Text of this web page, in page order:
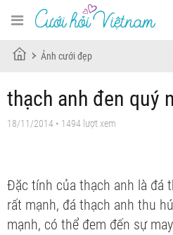
Ảnh cưới đẹp
thạch anh đen quý
18/11/2014 • 1494 lượt xem
Đặc tính của thạch anh là đá
rất mạnh, đá thạch anh thu
mạnh, có thể đem đến sự